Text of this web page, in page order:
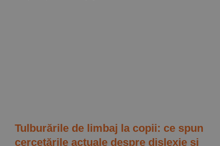
Tulburările de limbaj la copii: ce spun
cercetările actuale despre dislexie și